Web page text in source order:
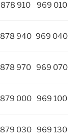
878 910 969 010
878 940 969 040
878 970 969 070
879 000 969 100
879 030 969 130